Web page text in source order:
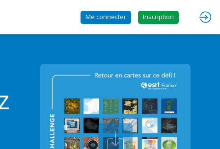
Me connecter Inscription